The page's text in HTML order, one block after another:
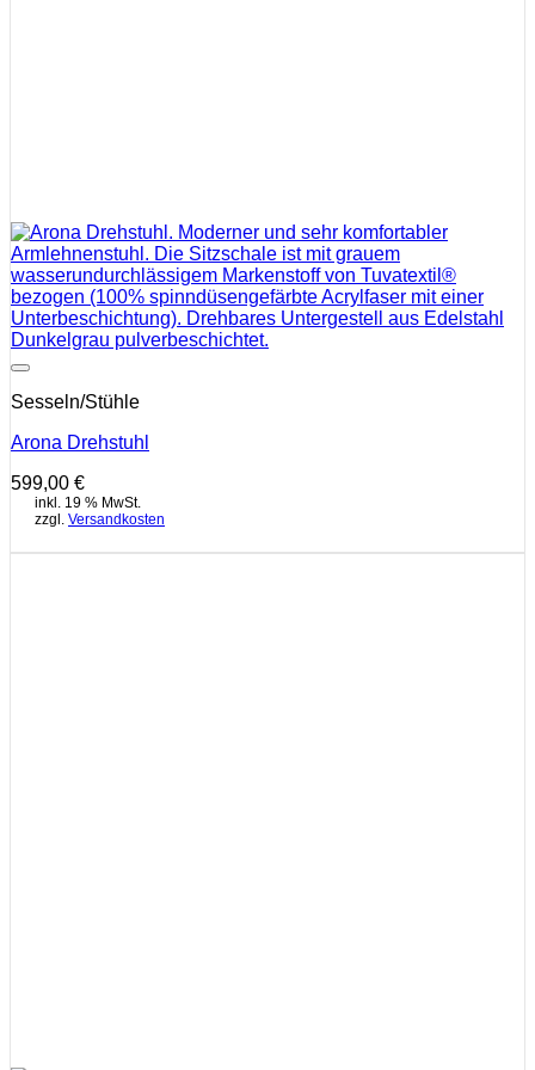
Sesseln/Stühle
Arona Drehstuhl
599,00 €
inkl. 19 % MwSt.
zzgl. Versandkosten